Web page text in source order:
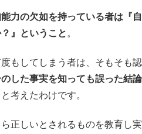
力の欠如を持っている者は『自
』ということ 。
もしてしまう者は、そもそも認
のした事実を知っても誤った結論
考えたわけです。
正しいとされるものを教育し実